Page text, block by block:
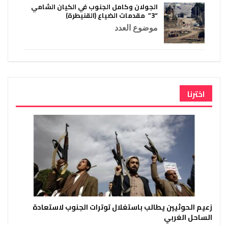
الجولان وكامل الجنوب في الكيان الشامي
“3” مقدمات الضياع (القنيطرة)
موضوع العدد
اخترنا
زعيم الحوثيين يطالب باستغلال توترات الجنوب لاستعادة
الساحل الغربي